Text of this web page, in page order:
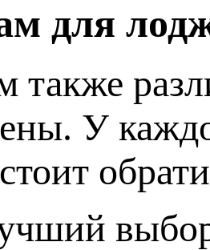
для
У